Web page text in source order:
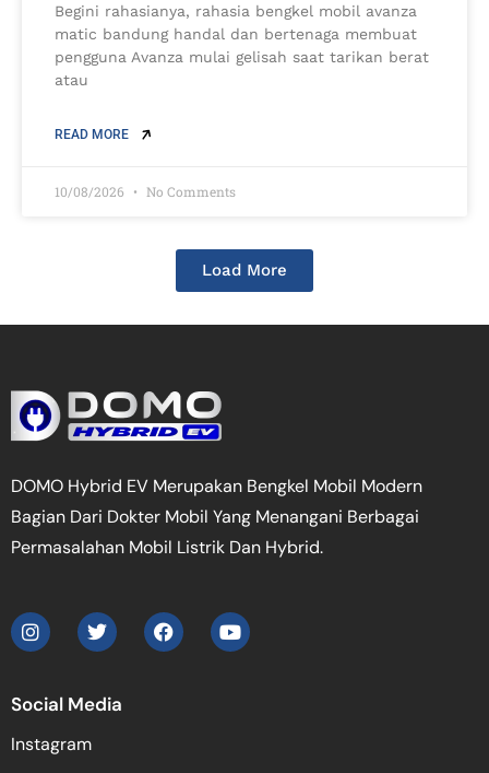
Begini rahasianya, rahasia bengkel mobil avanza
matic bandung handal dan bertenaga membuat
pengguna Avanza mulai gelisah saat tarikan berat
atau
READ MORE
10/08/2026 No Comments
Load More
DOMO Hybrid EV Merupakan Bengkel Mobil Modern
Bagian Dari Dokter Mobil Yang Menangani Berbagai
Permasalahan Mobil Listrik Dan Hybrid.
Social Media
Instagram